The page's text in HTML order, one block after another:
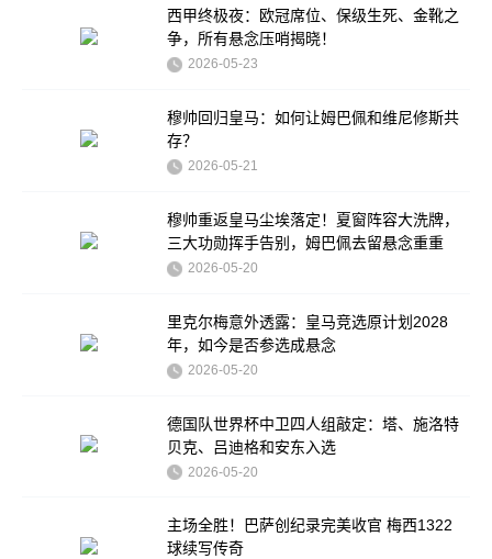
西甲终极夜：欧冠席位、保级生死、金靴之
争，所有悬念压哨揭晓！
2026-05-23
穆帅回归皇马：如何让姆巴佩和维尼修斯共
存？
2026-05-21
穆帅重返皇马尘埃落定！夏窗阵容大洗牌，
三大功勋挥手告别，姆巴佩去留悬念重重
2026-05-20
里克尔梅意外透露：皇马竞选原计划2028
年，如今是否参选成悬念
2026-05-20
德国队世界杯中卫四人组敲定：塔、施洛特
贝克、吕迪格和安东入选
2026-05-20
主场全胜！巴萨创纪录完美收官 梅西1322
球续写传奇